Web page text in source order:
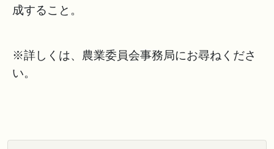
成すること。
※詳しくは、農業委員会事務局にお尋ねくださ
い。